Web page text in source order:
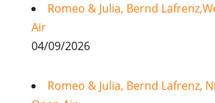
Romeo & Julia, Bernd
Air
04/09/2026
Romeo & Julia, Bernd Lafrenz,